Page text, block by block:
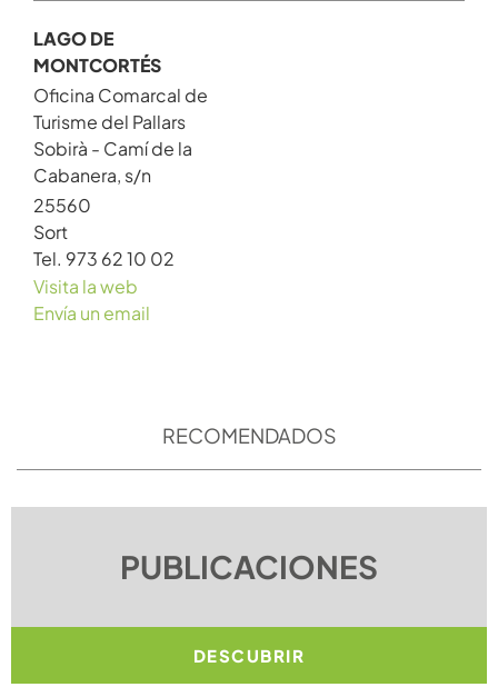
LAGO DE
MONTCORTÉS
Oficina Comarcal de
Turisme del Pallars
Sobirà - Camí de la
Cabanera, s/n
25560
Sort
Tel. 973 62 10 02
Visita la web
Envía un email
RECOMENDADOS
PUBLICACIONES
DESCUBRIR